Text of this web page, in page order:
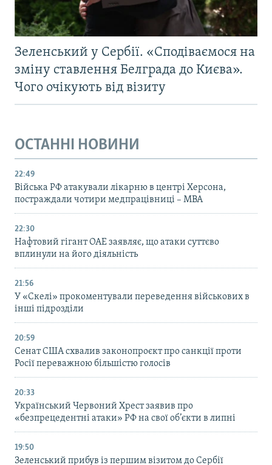
Зеленський у Сербії. «Сподіваємося на
зміну ставлення Белграда до Києва».
Чого очікують від візиту
ОСТАННІ НОВИНИ
22:49
Війська РФ атакували лікарню в центрі Херсона,
постраждали чотири медпрацівниці – МВА
22:30
Нафтовий гігант ОАЕ заявляє, що атаки суттєво
вплинули на його діяльність
21:56
У «Скелі» прокоментували переведення військових в
інші підрозділи
20:59
Cенат США схвалив законопроєкт про санкції проти
Росії переважною більшістю голосів
20:33
Український Червоний Хрест заявив про
«безпрецедентні атаки» РФ на свої об’єкти в липні
19:50
Зеленський прибув із першим візитом до Сербії